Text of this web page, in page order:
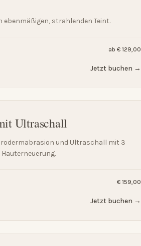
ebenmäßigen, strahlenden Teint.
ab € 129,00
Jetzt buchen →
Ultraschall
und Ultraschall mit 3
€ 159,00
Jetzt buchen →